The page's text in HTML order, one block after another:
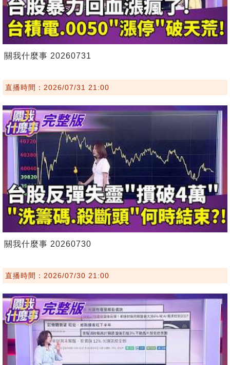
關我什麼事 20260731
直播時間：2026/07/31 21:00
關我什麼事 20260730
直播時間：2026/07/30 21:00